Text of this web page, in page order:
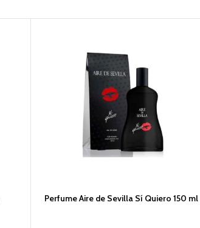
Perfume Aire de Sevilla Sí Quiero 150 ml